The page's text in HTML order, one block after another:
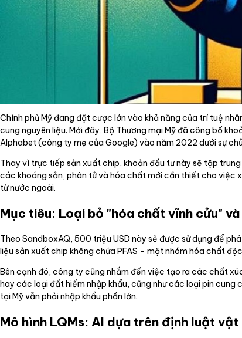
Chính phủ Mỹ đang đặt cược lớn vào khả năng của trí tuệ
cung nguyên liệu. Mới đây, Bộ Thương mại Mỹ đã công bố
Alphabet (công ty mẹ của Google) vào năm 2022 dưới sự
Thay vì trực tiếp sản xuất chip, khoản đầu tư này sẽ tập
các khoáng sản, phân tử và hóa chất mới cần thiết cho việc
từ nước ngoài.
Mục tiêu: Loại bỏ "hóa chất vĩnh cửu"
Theo SandboxAQ, 500 triệu USD này sẽ được sử dụng để
liệu sản xuất chip không chứa PFAS – một nhóm hóa chất
Bên cạnh đó, công ty cũng nhắm đến việc tạo ra các chất
hay các loại đất hiếm nhập khẩu, cũng như các loại pin cung
tại Mỹ vẫn phải nhập khẩu phần lớn.
Mô hình LQMs: AI dựa trên định luật